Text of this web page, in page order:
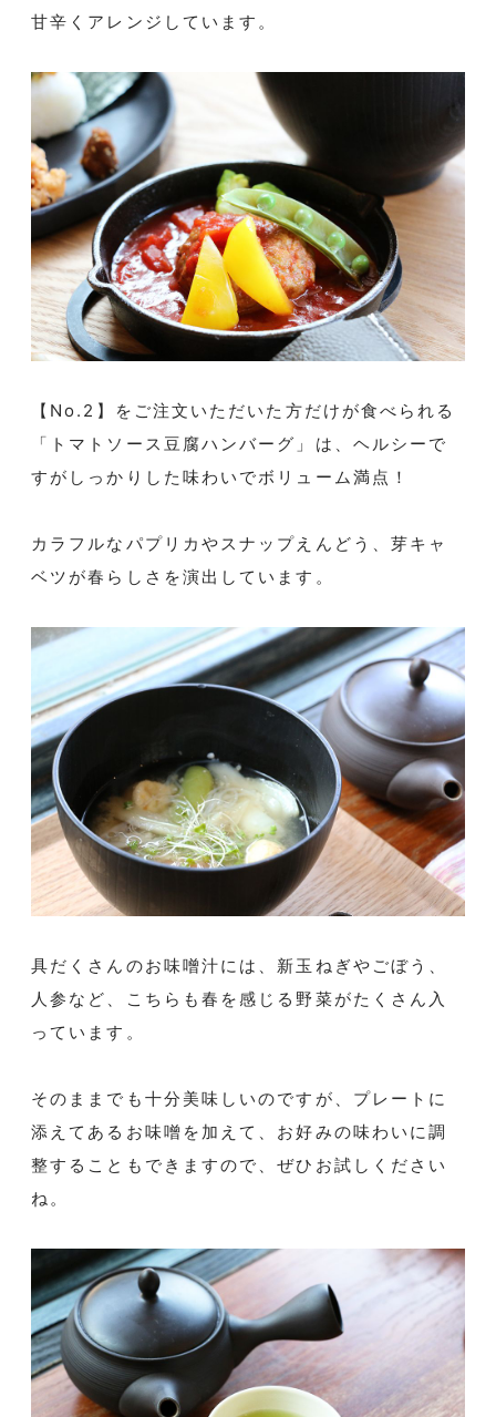
甘辛くアレンジしています。
【No.2】をご注文いただいた方だけが食べられる
「トマトソース豆腐ハンバーグ」は、ヘルシーで
すがしっかりした味わいでボリューム満点！
カラフルなパプリカやスナップえんどう、芽キャ
ベツが春らしさを演出しています。
具だくさんのお味噌汁には、新玉ねぎやごぼう、
人参など、こちらも春を感じる野菜がたくさん入
っています。
そのままでも十分美味しいのですが、プレートに
添えてあるお味噌を加えて、お好みの味わいに調
整することもできますので、ぜひお試しください
ね。